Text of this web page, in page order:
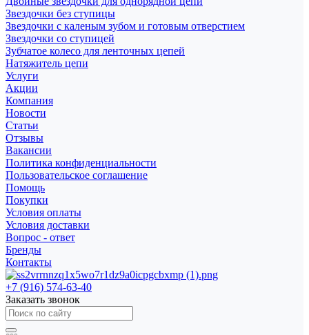
Звездочки без ступицы
Звездочки с каленым зубом и готовым отверстием
Звездочки со ступицей
Зубчатое колесо для ленточных цепей
Натяжитель цепи
Услуги
Акции
Компания
Новости
Статьи
Отзывы
Вакансии
Политика конфиденциальности
Пользовательское соглашение
Помощь
Покупки
Условия оплаты
Условия доставки
Вопрос - ответ
Бренды
Контакты
+7 (916) 574-63-40
Заказать звонок